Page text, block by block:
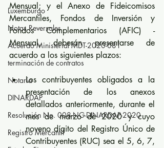
Luxemburgo
Notas Reversales
Acuerdo Ministerial MDT-2020-081
terminación de contratos
Notaría
DINARDAP
Resolución No. 008-NG-DINARDAP-2020
Registro Mercantil
Mensual; y el Anexo de Fideicomisos
Mercantiles, Fondos de Inversión y
Fondos Complementarios (AFIC) -
Mensual, deberán presentarse de
acuerdo a los siguientes plazos:
Los contribuyentes obligados a la
presentación de los anexos
detallados anteriormente, durante el
mes de marzo de 2020 y cuyo
noveno dígito del Registro Único de
Contribuyentes (RUC) sea el 5, 6, 7,